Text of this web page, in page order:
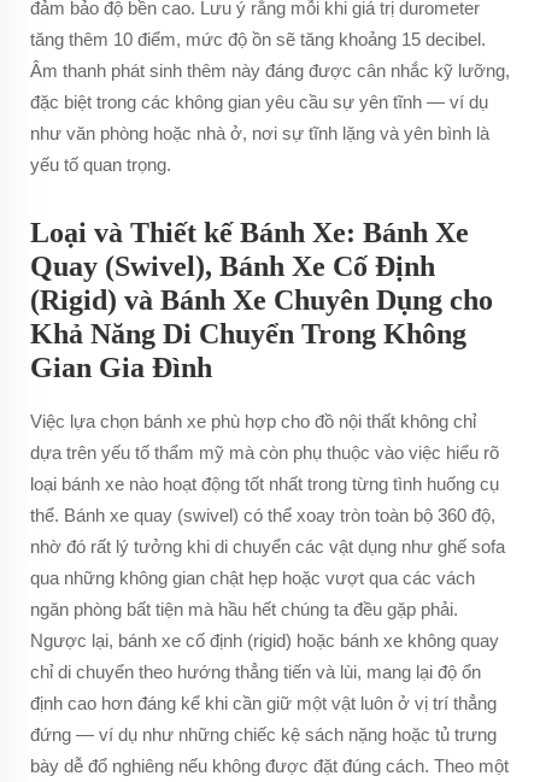
đảm bảo độ bền cao. Lưu ý rằng mỗi khi giá trị durometer
tăng thêm 10 điểm, mức độ ồn sẽ tăng khoảng 15 decibel.
Âm thanh phát sinh thêm này đáng được cân nhắc kỹ lưỡng,
đặc biệt trong các không gian yêu cầu sự yên tĩnh — ví dụ
như văn phòng hoặc nhà ở, nơi sự tĩnh lặng và yên bình là
yếu tố quan trọng.
Loại và Thiết kế Bánh Xe: Bánh Xe
Quay (Swivel), Bánh Xe Cố Định
(Rigid) và Bánh Xe Chuyên Dụng cho
Khả Năng Di Chuyển Trong Không
Gian Gia Đình
Việc lựa chọn bánh xe phù hợp cho đồ nội thất không chỉ
dựa trên yếu tố thẩm mỹ mà còn phụ thuộc vào việc hiểu rõ
loại bánh xe nào hoạt động tốt nhất trong từng tình huống cụ
thể. Bánh xe quay (swivel) có thể xoay tròn toàn bộ 360 độ,
nhờ đó rất lý tưởng khi di chuyển các vật dụng như ghế sofa
qua những không gian chật hẹp hoặc vượt qua các vách
ngăn phòng bất tiện mà hầu hết chúng ta đều gặp phải.
Ngược lại, bánh xe cố định (rigid) hoặc bánh xe không quay
chỉ di chuyển theo hướng thẳng tiến và lùi, mang lại độ ổn
định cao hơn đáng kể khi cần giữ một vật luôn ở vị trí thẳng
đứng — ví dụ như những chiếc kệ sách nặng hoặc tủ trưng
bày dễ đổ nghiêng nếu không được đặt đúng cách. Theo một